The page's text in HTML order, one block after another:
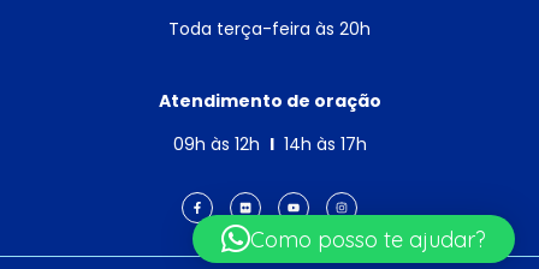
Toda terça-feira às 20h
Atendimento de oração
09h às 12h I14h às 17h
Como posso te ajudar?